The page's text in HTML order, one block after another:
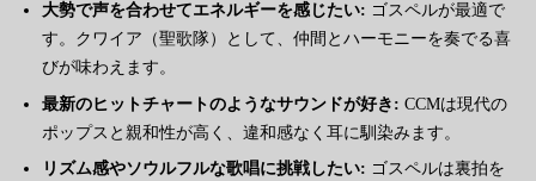
大勢で声を合わせてエネルギーを感じたい: ゴスペルが最適で
す。クワイア（聖歌隊）として、仲間とハーモニーを奏でる喜
びが味わえます。
最新のヒットチャートのようなサウンドが好き: CCMは現代の
ポップスと親和性が高く、違和感なく耳に馴染みます。
リズム感やソウルフルな歌唱に挑戦したい: ゴスペルは裏拍を